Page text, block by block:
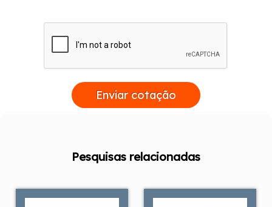
Enviar cotação
Pesquisas relacionadas